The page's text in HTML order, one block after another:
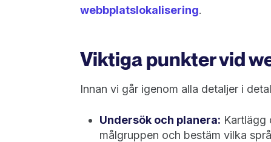
webbplatslokalisering.
Viktiga punkter vid
Innan vi går igenom alla detaljer i
Undersök och planera: Kartlägg
målgruppen och bestäm vilka